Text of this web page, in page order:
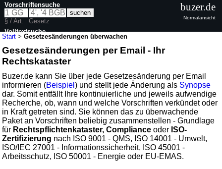
Start >Gesetzesänderungen überwachen
Gesetzesänderungen per Email - Ihr
Rechtskataster
Buzer.de kann Sie über jede Gesetzesänderung per Email
informieren (Beispiel) und stellt jede Änderung als Synopse
dar. Somit entfällt Ihre kontinuierliche und jeweils aufwendige
Recherche, ob, wann und welche Vorschriften verkündet oder
in Kraft getreten sind. Sie können das zu überwachende
Paket an Vorschriften beliebig zusammenstellen - Grundlage
für Rechtspflichtenkataster, Compliance oder ISO-
Zertifizierung nach ISO 9001 - QMS, ISO 14001 - Umwelt,
ISO/IEC 27001 - Informationssicherheit, ISO 45001 -
Arbeitsschutz, ISO 50001 - Energie oder EU-EMAS.
Vorschriftensuche
§ / Art.
Gesetz
Volltextsuche
buzer.de
Normalansicht